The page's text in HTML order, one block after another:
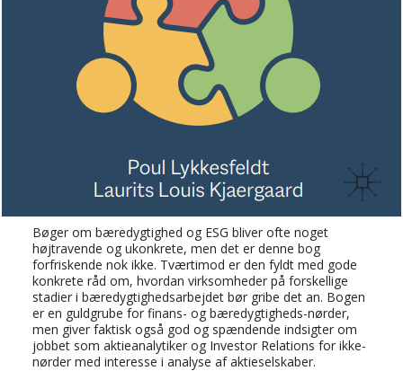
Bøger om bæredygtighed og ESG bliver ofte noget
højtravende og ukonkrete, men det er denne bog
forfriskende nok ikke. Tværtimod er den fyldt med gode
konkrete råd om, hvordan virksomheder på forskellige
stadier i bæredygtighedsarbejdet bør gribe det an. Bogen
er en guldgrube for finans- og bæredygtigheds-nørder,
men giver faktisk også god og spændende indsigter om
jobbet som aktieanalytiker og Investor Relations for ikke-
nørder med interesse i analyse af aktieselskaber.